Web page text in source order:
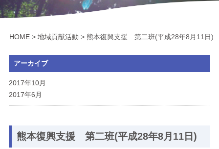
お問い合わせ・アクセス
新着情報・地域貢献活動
HOME> 地域貢献活動 > 熊本復興支援 第二班(平成28年8月11日)
アーカイブ
2017年10月
2017年6月
熊本復興支援 第二班(平成28年8月11日)